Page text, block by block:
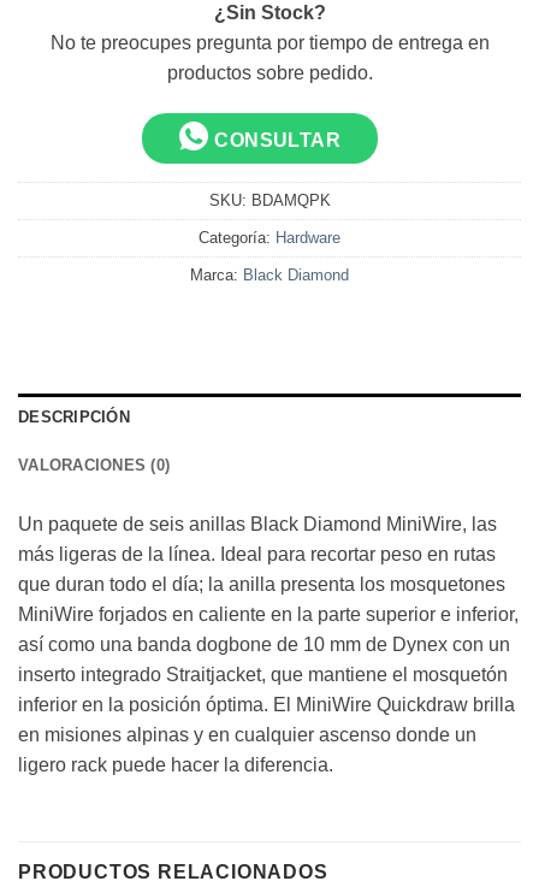
¿Sin Stock?
No te preocupes pregunta por tiempo de entrega en
productos sobre pedido.
CONSULTAR
SKU: BDAMQPK
Categoría: Hardware
Marca: Black Diamond
DESCRIPCIÓN
VALORACIONES (0)
Un paquete de seis anillas Black Diamond MiniWire, las
más ligeras de la línea. Ideal para recortar peso en rutas
que duran todo el día; la anilla presenta los mosquetones
MiniWire forjados en caliente en la parte superior e inferior,
así como una banda dogbone de 10 mm de Dynex con un
inserto integrado Straitjacket, que mantiene el mosquetón
inferior en la posición óptima. El MiniWire Quickdraw brilla
en misiones alpinas y en cualquier ascenso donde un
ligero rack puede hacer la diferencia.
PRODUCTOS RELACIONADOS